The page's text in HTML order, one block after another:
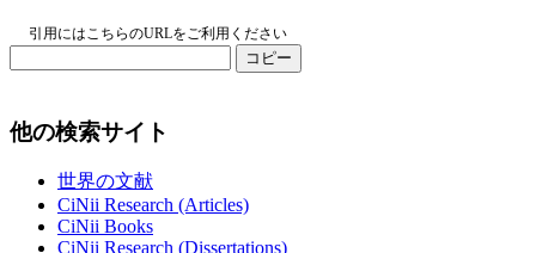
引用にはこちらのURLをご利用ください
コピー
他の検索サイト
世界の文献
CiNii Research (Articles)
CiNii Books
CiNii Research (Dissertations)